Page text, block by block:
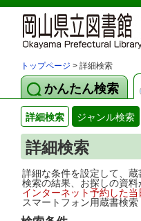
トップページ > 詳細検索
かんたん検索
詳細検索 ジャンル検索
詳細検索
詳細な条件を設定して、蔵
検索の結果、お探しの資
インターネット予約した
スマートフォン用蔵書検